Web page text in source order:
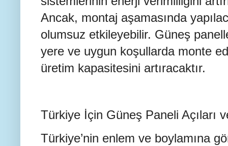
Ancak, montaj aşamasında
olumsuz etkileyebilir. Güneş
yere ve uygun koşullarda monte
üretim kapasitesini artıracaktır.
Türkiye İçin Güneş Paneli Açıları
Türkiye’nin enlem ve boylamına